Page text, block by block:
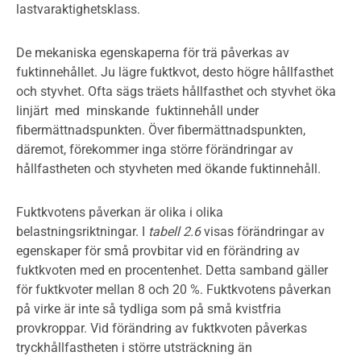
lastvaraktighetsklass.
De mekaniska egenskaperna för trä påverkas av
fuktinnehållet. Ju lägre fuktkvot, desto högre hållfasthet
och styvhet. Ofta sägs träets hållfasthet och styvhet öka
linjärt med minskande fuktinnehåll under
fibermättnadspunkten. Över fibermättnadspunkten,
däremot, förekommer inga större förändringar av
hållfastheten och styvheten med ökande fuktinnehåll.
Fuktkvotens påverkan är olika i olika
belastningsriktningar. I tabell 2.6visas förändringar av
egenskaper för små provbitar vid en förändring av
fuktkvoten med en procentenhet. Detta samband gäller
för fuktkvoter mellan 8 och 20 %. Fuktkvotens påverkan
på virke är inte så tydliga som på små kvistfria
provkroppar. Vid förändring av fuktkvoten påverkas
tryckhållfastheten i större utsträckning än